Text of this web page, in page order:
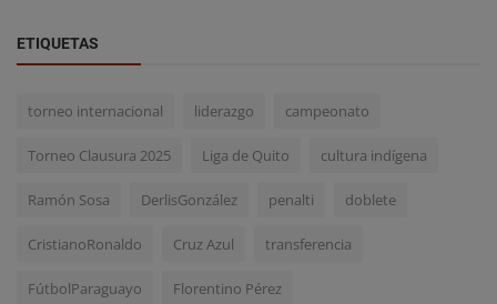
ETIQUETAS
torneo internacional liderazgo campeonato
Torneo Clausura 2025 Liga de Quito cultura indígena
Ramón Sosa DerlisGonzález penalti doblete
CristianoRonaldo Cruz Azul transferencia
FútbolParaguayo Florentino Pérez